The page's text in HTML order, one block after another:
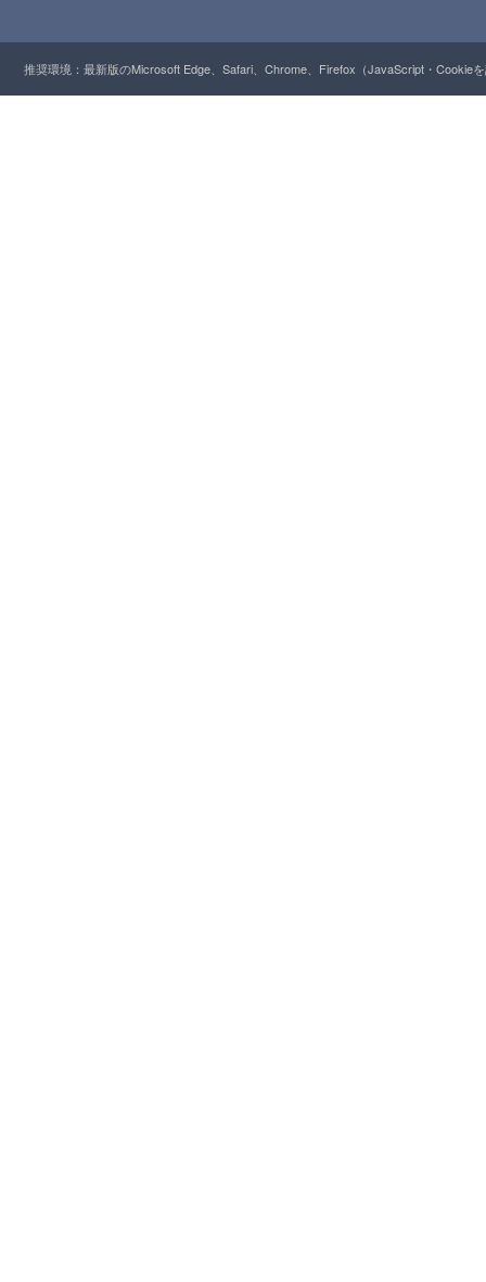
推奨環境：最新版のMicrosoft Edge、Safari、Chrome、Firefox（JavaScript・Cookie